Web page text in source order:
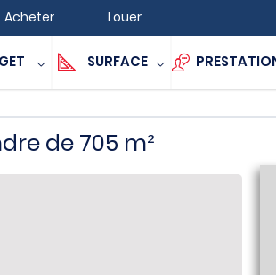
Acheter Louer
SURFACE
de 705 m²